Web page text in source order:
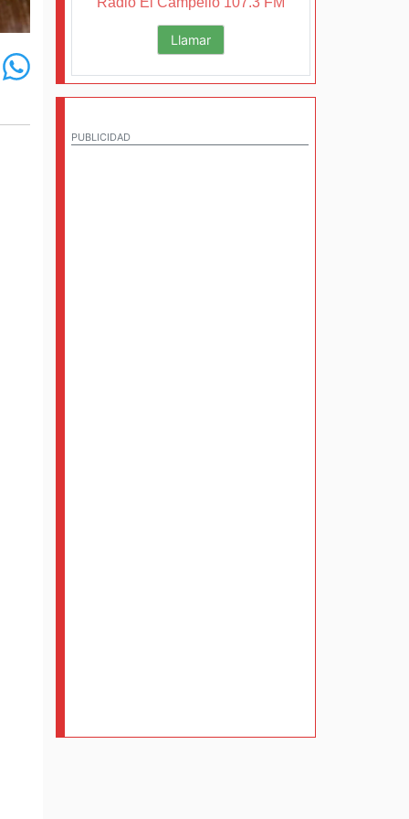
Llamar
PUBLICIDAD